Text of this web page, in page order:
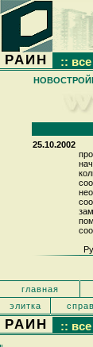
РАИН ::
25.10.2002
главная
элитка
РАИН ::